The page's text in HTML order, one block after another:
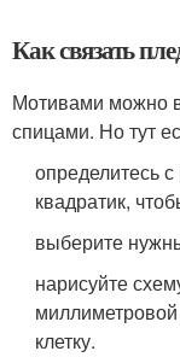
Как связать
Мотивами можно
спицами. Но тут
определитесь
квадратик,
выберите
нарисуйте
клетку.